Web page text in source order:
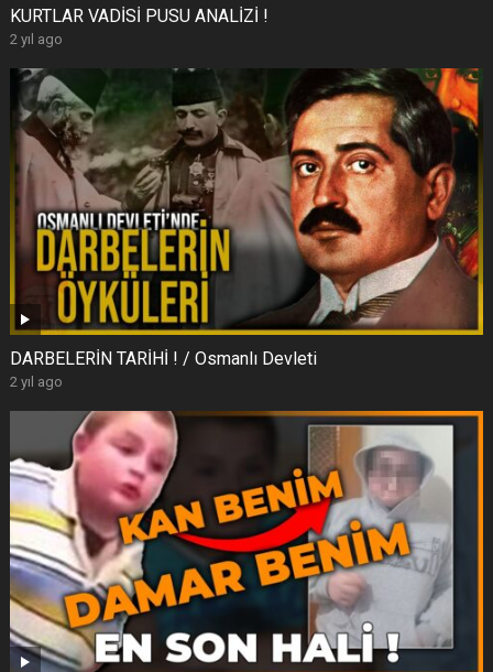
KURTLAR VADİSİ PUSU ANALİZİ !
2 yıl ago
DARBELERİN TARİHİ ! / Osmanlı Devleti
2 yıl ago